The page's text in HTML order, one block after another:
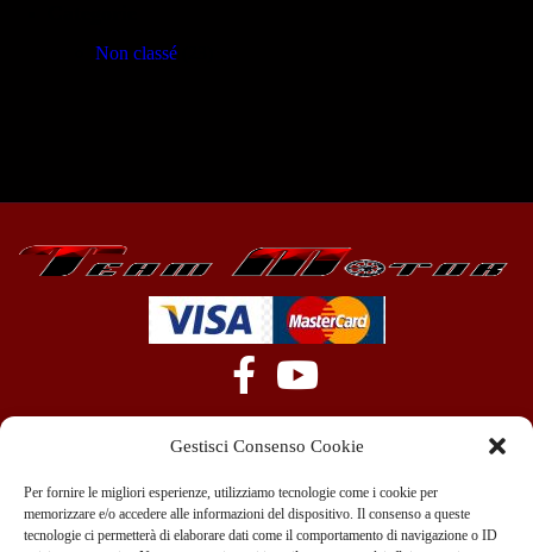
Gestisci Consenso Cookie
Per fornire le migliori esperienze, utilizziamo tecnologie come i cookie per
memorizzare e/o accedere alle informazioni del dispositivo. Il consenso a queste
tecnologie ci permetterà di elaborare dati come il comportamento di navigazione o ID
Non classé